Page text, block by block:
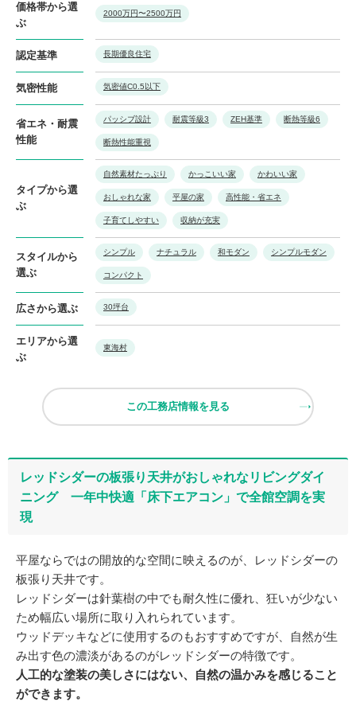
価格帯から選
ぶ
2000万円〜2500万円
認定基準 長期優良住宅
気密性能 気密値C0.5以下
省エネ・耐震
性能
パッシブ設計 耐震等級3 ZEH基準 断熱等級6
断熱性能重視
タイプから選
ぶ
自然素材たっぷり かっこいい家 かわいい家
おしゃれな家 平屋の家 高性能・省エネ
子育てしやすい 収納が充実
スタイルから
選ぶ
シンプル ナチュラル 和モダン シンプルモダン
コンパクト
広さから選ぶ 30坪台
エリアから選
ぶ
東海村
この工務店情報を見る
レッドシダーの板張り天井がおしゃれなリビングダイ
ニング 一年中快適「床下エアコン」で全館空調を実
現
平屋ならではの開放的な空間に映えるのが、レッドシダーの
板張り天井です。
レッドシダーは針葉樹の中でも耐久性に優れ、狂いが少ない
ため幅広い場所に取り入れられています。
ウッドデッキなどに使用するのもおすすめですが、自然が生
み出す色の濃淡があるのがレッドシダーの特徴です。
人工的な塗装の美しさにはない、自然の温かみを感じること
ができます。